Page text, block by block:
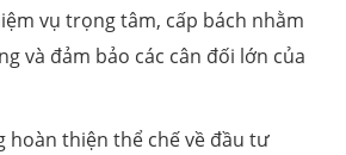
vụ trọng tâm, cấp bách nhằm
và đảm bảo các cân đối lớn của
hoàn thiện thể chế về đầu tư